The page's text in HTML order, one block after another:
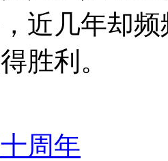
近几年却
胜利。
周年